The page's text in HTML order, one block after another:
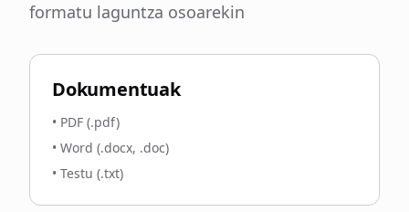
formatu laguntza osoarekin
Dokumentuak
• PDF (.pdf)
• Word (.docx, .doc)
• Testu (.txt)